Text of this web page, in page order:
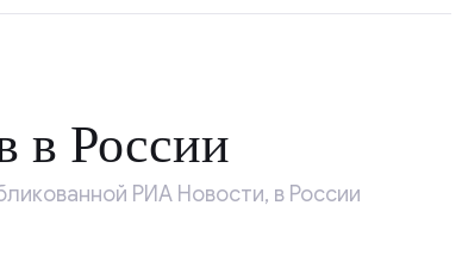
в России
РИА Новости, в России